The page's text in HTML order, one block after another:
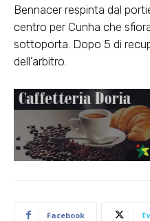
Bennacer respinta dal
centro per Cunha che
sottoporta. Dopo 5 di
dell’arbitro.
Facebook